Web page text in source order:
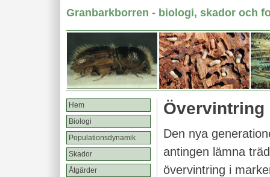
Granbarkborren - biologi, skador och
Hem
Biologi
Populationsdynamik
Skador
Åtgärder
Övervintring
Den nya
antingen lämna
övervintring i